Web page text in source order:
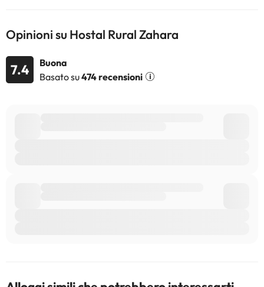
Alcuni dei servizi indicati potrebbero essere a pagamento. Puoi
Tutte le informazioni presenti in questa pagina sono soggette a
modifiche da parte della struttura. Se hai dubbi, contattaci.
Opinioni su Hostal Rural Zahara
7.4
Buona
Basato su474 recensioni